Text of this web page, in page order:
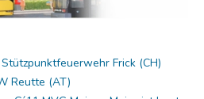
Frick (CH)
Reutte (AT)